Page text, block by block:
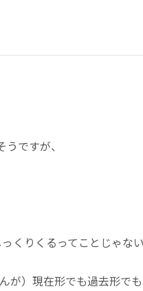
うですが、
くりくるってことじゃな
が）現在形でも過去形で